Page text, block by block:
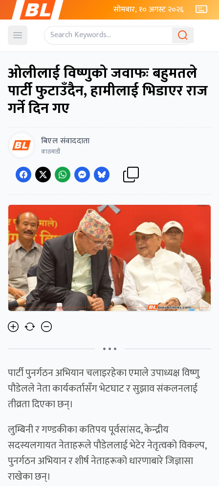
सोमबार, १० अगस्ट २०२६
Open menu
ओलीलाई विष्णुको जवाफः बहुमतले
पार्टी फुटाउँदैन, हामीलाई भिडाएर राज
गर्ने दिन गए
बिएल संवाददाता
काठमाडौं
• • •
पार्टी पुनर्गठन अभियान चलाइरहेका एमाले उपाध्यक्ष विष्णु
पौडेलले नेता कार्यकर्तासँग भेटघाट र सुझाव संकलनलाई
तीव्रता दिएका छन्।
लुम्बिनी र गण्डकीका कतिपय पूर्वसांसद, केन्द्रीय
सदस्यलगायत नेताहरूले पौडेललाई भेटेर नेतृत्वको विकल्प,
पुनर्गठन अभियान र शीर्ष नेताहरूको धारणाबारे जिज्ञासा
राखेका छन्।